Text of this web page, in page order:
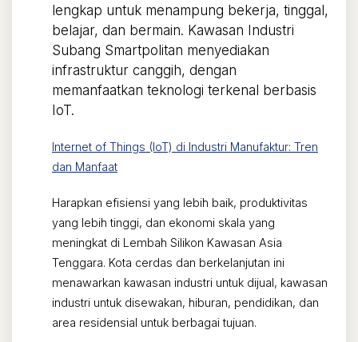
lengkap untuk menampung bekerja, tinggal,
belajar, dan bermain. Kawasan Industri
Subang Smartpolitan menyediakan
infrastruktur canggih, dengan
memanfaatkan teknologi terkenal berbasis
IoT.
Internet of Things (IoT) di Industri Manufaktur: Tren
dan Manfaat
Harapkan efisiensi yang lebih baik, produktivitas
yang lebih tinggi, dan ekonomi skala yang
meningkat di Lembah Silikon Kawasan Asia
Tenggara. Kota cerdas dan berkelanjutan ini
menawarkan kawasan industri untuk dijual, kawasan
industri untuk disewakan, hiburan, pendidikan, dan
area residensial untuk berbagai tujuan.